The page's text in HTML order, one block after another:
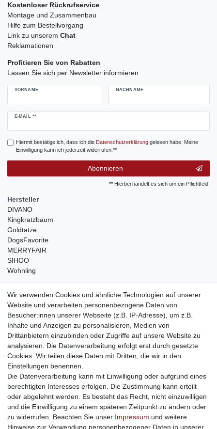
Kostenloser Rückrufservice
Montage und Zusammenbau
Hilfe zum Bestellvorgang
Link zu unserem Chat
Reklamationen
Profitieren Sie von Rabatten
Lassen Sie sich per Newsletter informieren
VORNAME NACHNAME
E-MAIL **
Newsletter
Hiermit bestätige ich, dass ich die Daten­schutz­erklärunggelesen habe. Meine
Einwilligung kann ich jederzeit widerrufen.**
Abonnieren
** Hierbei handelt es sich um ein Pflichtfeld.
Hersteller
DIVANO
Kingkratzbaum
Goldtatze
DogsFavorite
MERRYFAIR
SIHOO
Wohnling
weitere Shops
traumlampen- Lampen und Kronleuchter
kinderwagencenter- Exklusive und günstige Kinderwagen
gastrogeraete24- alles für Gastronomie und Imbiss
soziale Medien
Facebook
sicher einkaufen
Sichere Bestellung und Zahlung via SSL Verschlüsselung
Wir verwenden Cookies und ähnliche Technologien auf unserer
Website und verarbeiten personenbezogene Daten von
Besucher:innen unserer Webseite (z.B. IP-Adresse), um z.B.
Inhalte und Anzeigen zu personalisieren, Medien von
Drittanbietern einzubinden oder Zugriffe auf unsere Website zu
analysieren. Die Datenverarbeitung erfolgt erst durch gesetzte
Cookies. Wir teilen diese Daten mit Dritten, die wir in den
Einstellungen benennen.
Die Datenverarbeitung kann mit Einwilligung oder aufgrund eines
berechtigten Interesses erfolgen. Die Zustimmung kann erteilt
oder abgelehnt werden. Es besteht das Recht, nicht einzuwilligen
und die Einwilligung zu einem späteren Zeitpunkt zu ändern oder
zu widerrufen. Beachten Sie unser Impressum und weitere
Hinweise zur Verwendung personenbezogener Daten in unserer